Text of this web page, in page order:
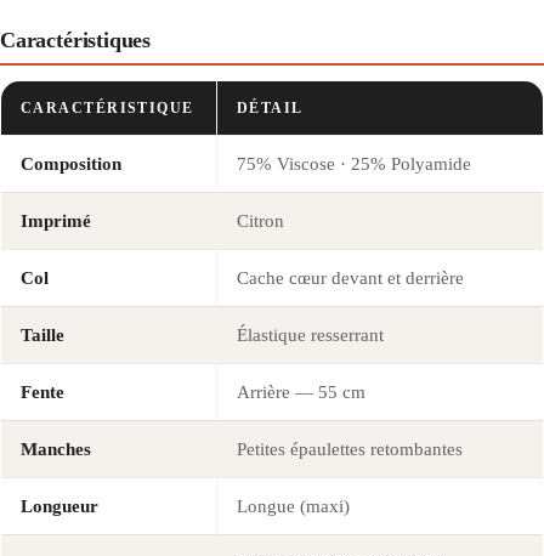
Caractéristiques
CARACTÉRISTIQUE DÉTAIL
Composition 75% Viscose · 25% Polyamide
Imprimé Citron
Col Cache cœur devant et derrière
Taille Élastique resserrant
Fente Arrière — 55 cm
Manches Petites épaulettes retombantes
Longueur Longue (maxi)